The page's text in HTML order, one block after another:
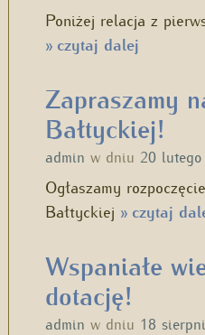
Poniżej relacja z
»czytaj dalej
Zapraszamy
Bałtyckiej!
admin w dniu 20
Ogłaszamy
Bałtyckiej »czytaj
Wspaniałe
dotację!
admin w dniu 18